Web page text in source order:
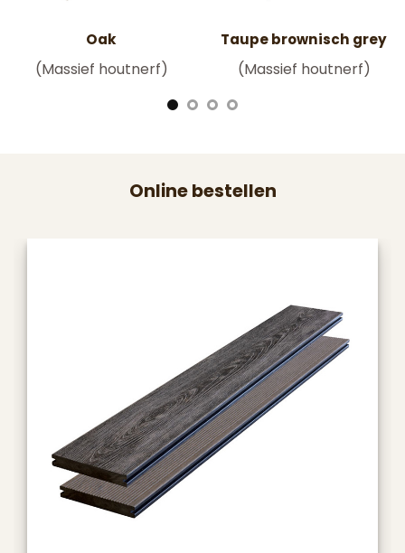
Oak
(Massief houtnerf)
Taupe brownisch grey
(Massief houtnerf)
Online bestellen